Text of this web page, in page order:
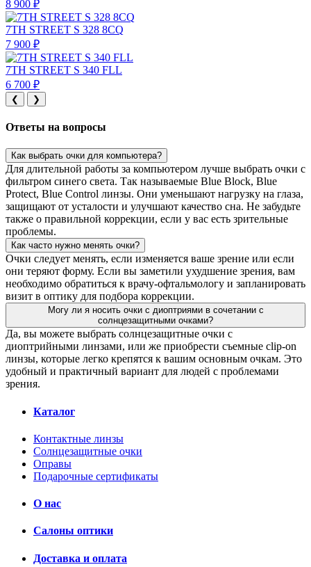
8 900 ₽
7TH STREET S 328 8CQ
7 900 ₽
7TH STREET S 340 FLL
6 700 ₽
❮ ❯
Ответы на вопросы
Как выбрать очки для компьютера?
Для длительной работы за компьютером лучше выбрать очки с
фильтром синего света. Так называемые Blue Block, Blue
Protect, Blue Control линзы. Они уменьшают нагрузку на глаза,
защищают от усталости и улучшают качество сна. Не забудьте
также о правильной коррекции, если у вас есть зрительные
проблемы.
Как часто нужно менять очки?
Очки следует менять, если изменяется ваше зрение или если
они теряют форму. Если вы заметили ухудшение зрения, вам
необходимо обратиться к врачу-офтальмологу и запланировать
визит в оптику для подбора коррекции.
Могу ли я носить очки с диоптриями в сочетании с
солнцезащитными очками?
Да, вы можете выбрать солнцезащитные очки с
диоптрийными линзами, или же приобрести съемные clip-on
линзы, которые легко крепятся к вашим основным очкам. Это
удобный и практичный вариант для людей с проблемами
зрения.
Каталог
Контактные линзы
Солнцезащитные очки
Оправы
Подарочные сертификаты
О нас
Салоны оптики
Доставка и оплата